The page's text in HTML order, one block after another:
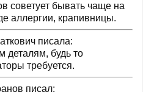
советует бывать чаще на
аллергии, крапивницы.
писала:
деталям, будь то
требуется.
писал: